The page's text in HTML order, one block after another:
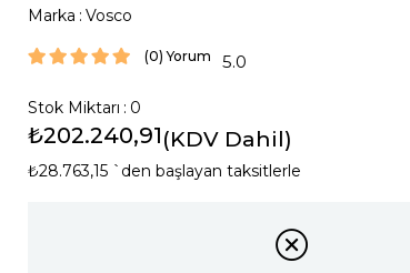
Marka : Vosco
(0) 5.0
Stok Miktarı : 0
₺202.240,91(KDV Dahil)
₺28.763,15 `den başlayan taksitlerle